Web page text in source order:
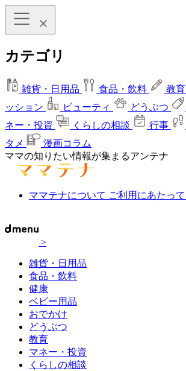
カテゴリ
雑貨・日用品 食品・飲料 教育
ッション
ビューティ どうぶつ
ネー・投資
くらしの相談 行事
タメ
漫画コラム
ママの知りたい情報が集まるアンテナ
ママテナについて ご利用にあたって
>
雑貨・日用品
食品・飲料
健康
ベビー用品
おでかけ
どうぶつ
教育
マネー・投資
くらしの相談